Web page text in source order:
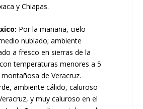
y Chiapas.
Por la mañana, cielo
nublado; ambiente
a fresco en sierras de la
temperaturas menores a 5
de Veracruz.
ambiente cálido, caluroso
y muy caluroso en el